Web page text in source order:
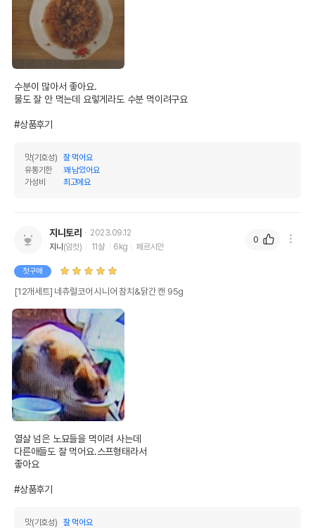
수분이 많아서 좋아요.
물도 잘 안 먹는데 요렇게라도 수분 먹이려구요
#상품후기
맛(기호성)
잘 먹어요
유통기한
꽤 남았어요
가성비
최고에요
지니토리
2023.09.12
지니(암컷) 11살 6kg 페르시안
첫구매
[12개세트] 네츄럴코어 시니어 참치&닭간 캔 95g
열살 넘은 노묘들을 먹이려 사는데
다른애들도 잘 먹어요.스프형태라서
좋아요
#상품후기
맛(기호성)
잘 먹어요
0